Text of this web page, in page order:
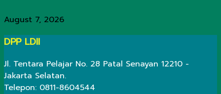
August 7, 2026
DPP LDII
Jl. Tentara Pelajar No. 28 Patal Senayan 12210 -
Jakarta Selatan.
Telepon: 0811-8604544